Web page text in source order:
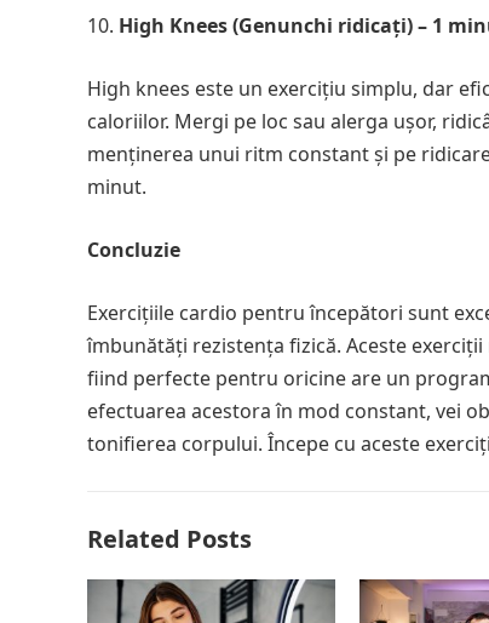
High Knees (Genunchi ridicați) – 1
High knees este un exercițiu simplu, dar
caloriilor. Mergi pe loc sau alerga ușor,
menținerea unui ritm constant și pe
minut.
Concluzie
Exercițiile cardio pentru începători sunt
îmbunătăți rezistența fizică. Aceste
fiind perfecte pentru oricine are un
efectuarea acestora în mod constant, vei
tonifierea corpului. Începe cu aceste
Related Posts